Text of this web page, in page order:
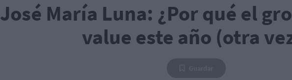
José María Luna: ¿Por qué el
value este año (otra